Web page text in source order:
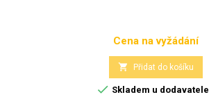
Cena
Cena na vyžádání
 Přidat do košíku
 Skladem u dodavatele